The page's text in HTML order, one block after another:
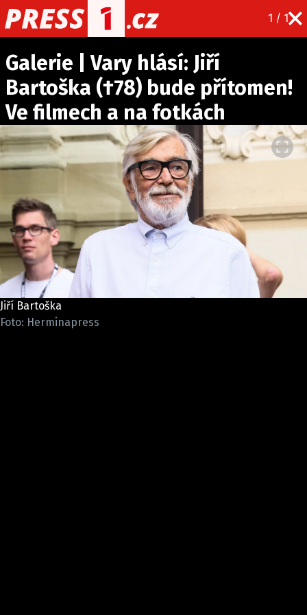
1 / 1
Máte příběh, fotku nebo video?
Pošlete e-mail na PRESS1.cz
O NÁS
O REDAKCI
KONTAKT
VYDAVATEL
Galerie | Vary hlásí: Jiří
Bartoška (†78) bude přítomen!
Ve filmech a na fotkách
Jiří Bartoška
Foto: Herminapress